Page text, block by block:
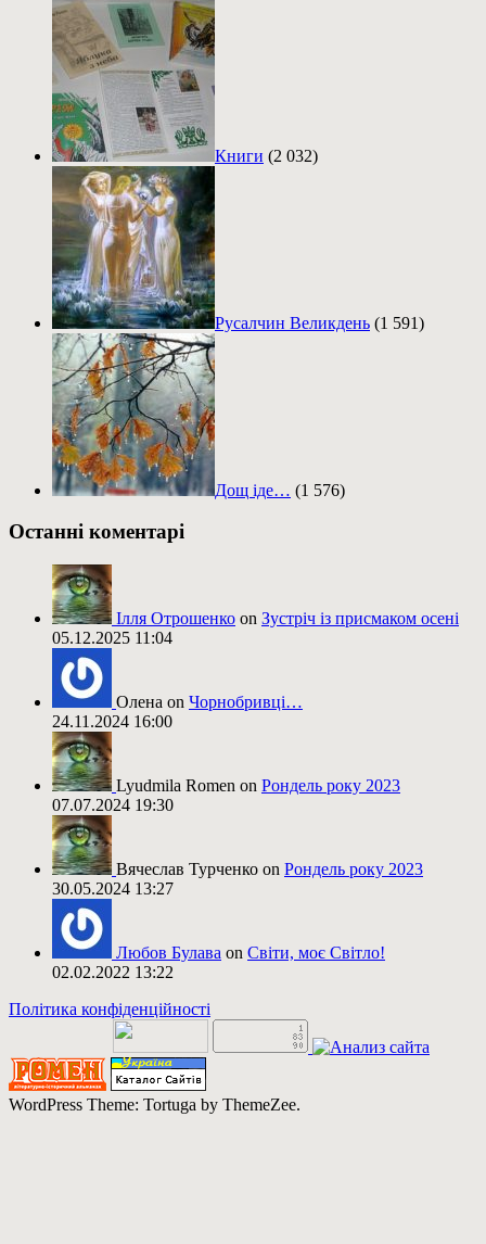
Книги (2 032)
Русалчин Великдень (1 591)
Дощ іде… (1 576)
Останні коментарі
Ілля Отрошенко on Зустріч із присмаком осені
05.12.2025 11:04
Олена on Чорнобривці…
24.11.2024 16:00
Lyudmila Romen on Рондель року 2023
07.07.2024 19:30
Вячеслав Турченко on Рондель року 2023
30.05.2024 13:27
Любов Булава on Світи, моє Світло!
02.02.2022 13:22
Політика конфіденційності
WordPress Theme: Tortuga by ThemeZee.